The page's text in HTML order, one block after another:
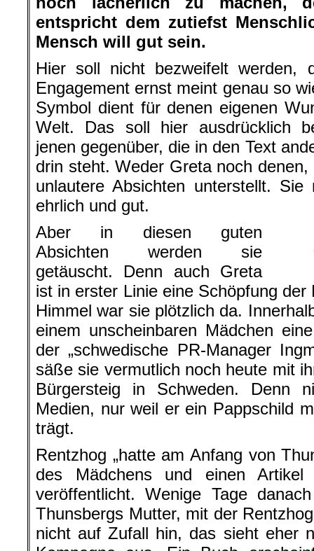
entspricht dem zutiefst
Mensch will gut sein.
Hier soll nicht bezweifelt werden,
Engagement ernst meint genau so
Symbol dient für denen eigenen
Welt. Das soll hier ausdrücklich
jenen gegenüber, die in den Text
drin steht. Weder Greta noch
unlautere Absichten unterstellt.
ehrlich und gut.
Aber in diesen guten
Absichten werden sie
getäuscht. Denn auch Greta
ist in erster Linie eine Schöpfung
Himmel war sie plötzlich da.
einem unscheinbaren Mädchen
der „schwedische PR-Manager
säße sie vermutlich noch heute mit
Bürgersteig in Schweden. Denn
Medien, nur weil er ein Pappschild
trägt.
Rentzhog „hatte am Anfang von
des Mädchens und einen
veröffentlicht. Wenige Tage
Thunsbergs Mutter, mit der
nicht auf Zufall hin, das sieht eher